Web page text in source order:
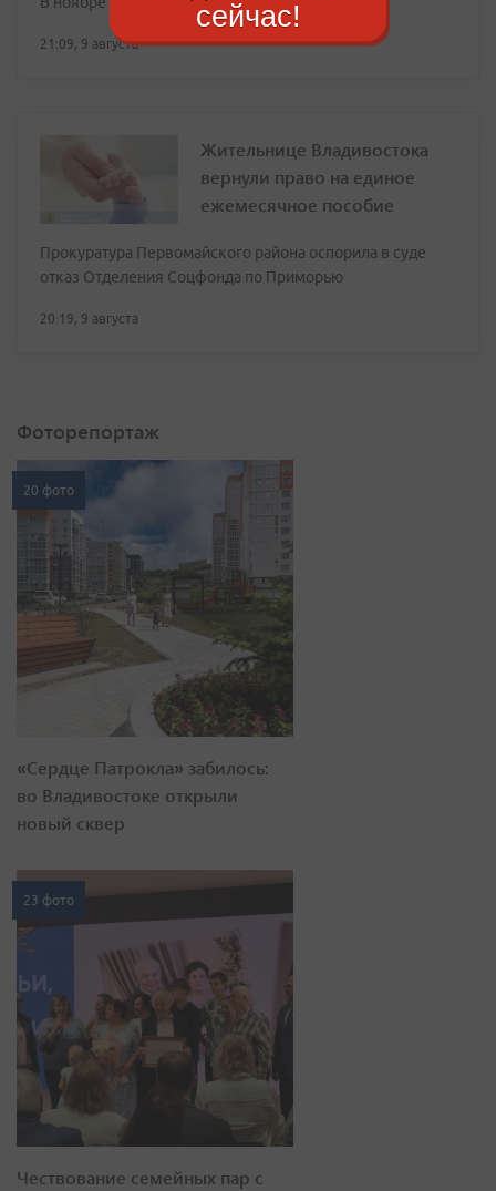
21:09, 9 августа
Жительнице Владивостока
вернули право на единое
ежемесячное пособие
Прокуратура Первомайского района оспорила в суде
отказ Отделения Соцфонда по Приморью
20:19, 9 августа
Фоторепортаж
20 фото
«Сердце Патрокла» забилось:
во Владивостоке открыли
новый сквер
23 фото
Чествование семейных пар с
сейчас!